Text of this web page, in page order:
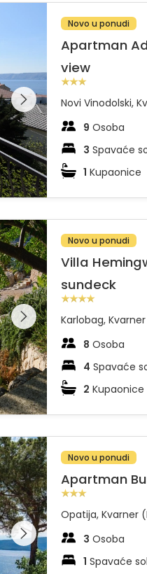
na
Novo u ponudi
Apartman
view
Novi Vinodolski,
9 Osoba
3 Spavaće
1 Kupaonice
na
Novo u ponudi
Villa
sundeck
Karlobag,
8 Osoba
4 Spavaće
2 Kupaonice
na
Novo u ponudi
Apartman
Opatija, Kvarner
3 Osoba
1 Spavaće